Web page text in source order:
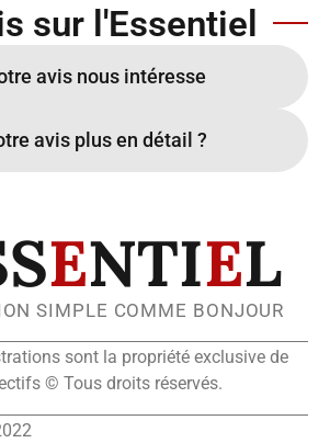
sur l'Essentiel
avis nous intéresse
avis plus en détail ?
ENTIEL
SIMPLE COMME BONJOUR
sont la propriété exclusive de
© Tous droits réservés.